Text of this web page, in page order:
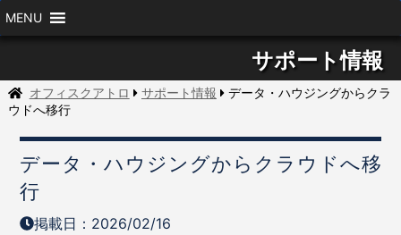
MENU
サポート情報
オフィスクアトロ サポート情報
データ・ハウジングからクラ
ウドへ移行
データ・ハウジングからクラウドへ移
行
掲載日：2026/02/16